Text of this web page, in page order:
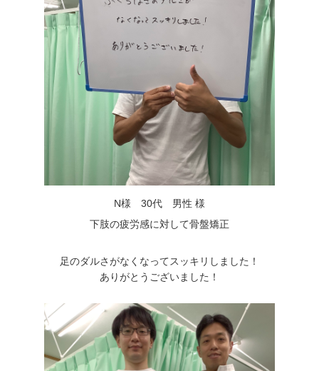
N様 30代 男性 様
下肢の疲労感に対して骨盤矯正
足のダルさがなくなってスッキリしました！
ありがとうございました！